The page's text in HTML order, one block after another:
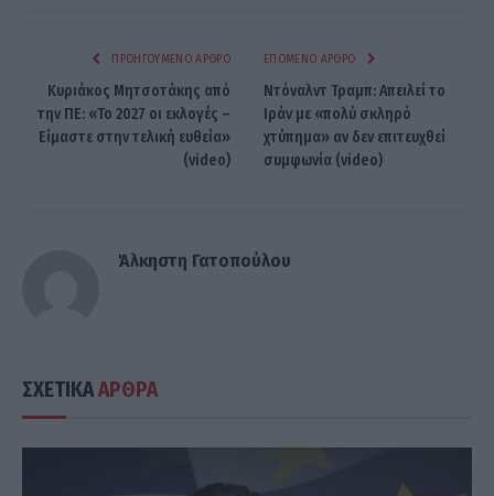
ΠΡΟΗΓΟΎΜΕΝΟ ΆΡΘΡΟ
Κυριάκος Μητσοτάκης από
την ΠΕ: «Το 2027 οι εκλογές –
Είμαστε στην τελική ευθεία»
(video)
ΕΠΌΜΕΝΟ ΆΡΘΡΟ
Ντόναλντ Τραμπ: Απειλεί το
Ιράν με «πολύ σκληρό
χτύπημα» αν δεν επιτευχθεί
συμφωνία (video)
Άλκηστη Γατοπούλου
ΣΧΕΤΙΚΑΑΡΘΡΑ